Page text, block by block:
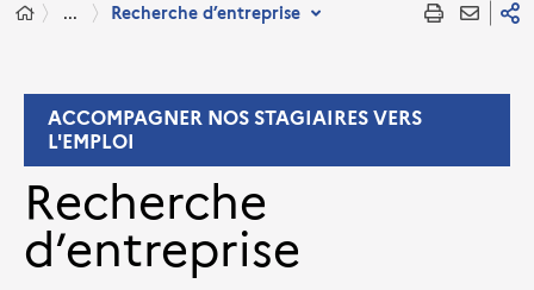
... Recherche d’entreprise
ACCOMPAGNER NOS STAGIAIRES VERS
L'EMPLOI
Recherche
d’entreprise